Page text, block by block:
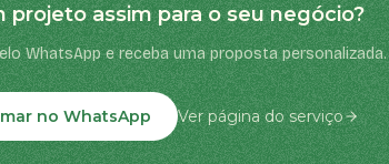
projeto assim para o seu negócio?
WhatsApp e receba uma proposta personalizada.
no WhatsApp Ver página do serviço